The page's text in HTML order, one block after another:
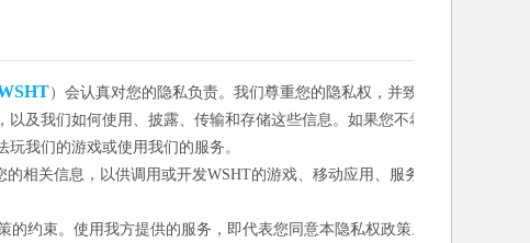
）会认真对您的隐私负责。我们尊重您的隐私权，并致
及我们如何使用、披露、传输和存储这些信息。如果您不希
我们的游戏或使用我们的服务。
相关信息，以供调用或开发WSHT的游戏、移动应用、服务
约束。使用我方提供的服务，即代表您同意本隐私权政策。